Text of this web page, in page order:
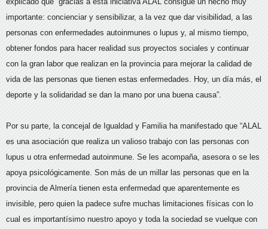
importante: concienciar y sensibilizar, a la vez que dar visibilidad, a las
personas con enfermedades autoinmunes o lupus y, al mismo tiempo,
obtener fondos para hacer realidad sus proyectos sociales y continuar
con la gran labor que realizan en la provincia para mejorar la calidad de
vida de las personas que tienen estas enfermedades. Hoy, un día más, el
deporte y la solidaridad se dan la mano por una buena causa”.
Por su parte, la concejal de Igualdad y Familia ha manifestado que “ALAL
es una asociación que realiza un valioso trabajo con las personas con
lupus u otra enfermedad autoinmune. Se les acompaña, asesora o se les
apoya psicológicamente. Son más de un millar las personas que en la
provincia de Almería tienen esta enfermedad que aparentemente es
invisible, pero quien la padece sufre muchas limitaciones físicas con lo
cual es importantísimo nuestro apoyo y toda la sociedad se vuelque con